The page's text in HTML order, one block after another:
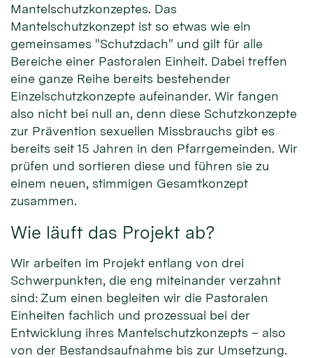
Mantelschutzkonzeptes. Das
Mantelschutzkonzept ist so etwas wie ein
gemeinsames "Schutzdach" und gilt für alle
Bereiche einer Pastoralen Einheit. Dabei treffen
eine ganze Reihe bereits bestehender
Einzelschutzkonzepte aufeinander. Wir fangen
also nicht bei null an, denn diese Schutzkonzepte
zur Prävention sexuellen Missbrauchs gibt es
bereits seit 15 Jahren in den Pfarrgemeinden. Wir
prüfen und sortieren diese und führen sie zu
einem neuen, stimmigen Gesamtkonzept
zusammen.
Wie läuft das Projekt ab?
Wir arbeiten im Projekt entlang von drei
Schwerpunkten, die eng miteinander verzahnt
sind: Zum einen begleiten wir die Pastoralen
Einheiten fachlich und prozessual bei der
Entwicklung ihres Mantelschutzkonzepts – also
von der Bestandsaufnahme bis zur Umsetzung.